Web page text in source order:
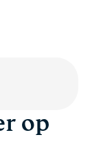
op